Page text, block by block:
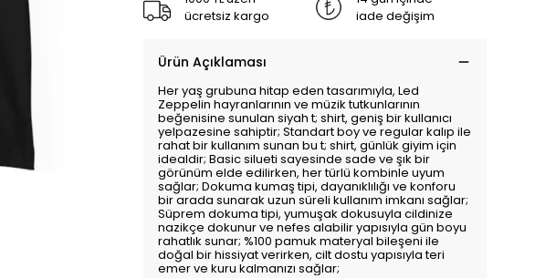
ücretsiz kargo
iade değişim
Ürün Açıklaması
Her yaş grubuna hitap eden tasarımıyla, Led
Zeppelin hayranlarının ve müzik tutkunlarının
beğenisine sunulan siyah t; shirt, geniş bir kullanıcı
yelpazesine sahiptir; Standart boy ve regular kalıp ile
rahat bir kullanım sunan bu t; shirt, günlük giyim için
idealdir; Basic silueti sayesinde sade ve şık bir
görünüm elde edilirken, her türlü kombinle uyum
sağlar; Dokuma kumaş tipi, dayanıklılığı ve konforu
bir arada sunarak uzun süreli kullanım imkanı sağlar;
Süprem dokuma tipi, yumuşak dokusuyla cildinize
nazikçe dokunur ve nefes alabilir yapısıyla gün boyu
rahatlık sunar; %100 pamuk materyal bileşeni ile
doğal bir hissiyat verirken, cilt dostu yapısıyla teri
emer ve kuru kalmanızı sağlar;